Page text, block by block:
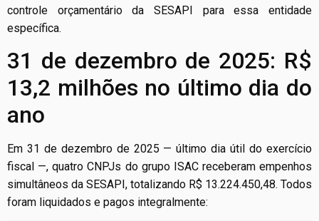
controle orçamentário da SESAPI para essa entidade
específica.
31 de dezembro de 2025: R$
13,2 milhões no último dia do
ano
Em 31 de dezembro de 2025 — último dia útil do exercício
fiscal —, quatro CNPJs do grupo ISAC receberam empenhos
simultâneos da SESAPI, totalizando R$ 13.224.450,48. Todos
foram liquidados e pagos integralmente: